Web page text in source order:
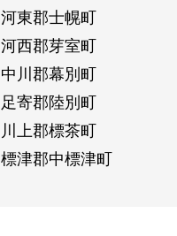
河東郡士幌町
河西郡芽室町
中川郡幕別町
足寄郡陸別町
川上郡標茶町
標津郡中標津町